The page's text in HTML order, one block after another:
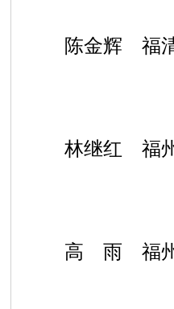
陈金辉 福清
林继红 福州
高 雨 福州港